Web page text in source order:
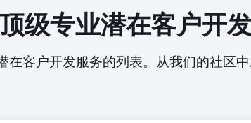
级专业潜在客户开
客户开发服务的列表。从我们的社区